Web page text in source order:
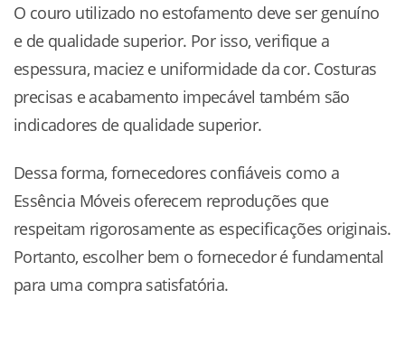
O couro utilizado no estofamento deve ser genuíno
e de qualidade superior. Por isso, verifique a
espessura, maciez e uniformidade da cor. Costuras
precisas e acabamento impecável também são
indicadores de qualidade superior.
Dessa forma, fornecedores confiáveis como a
Essência Móveis oferecem reproduções que
respeitam rigorosamente as especificações originais.
Portanto, escolher bem o fornecedor é fundamental
para uma compra satisfatória.